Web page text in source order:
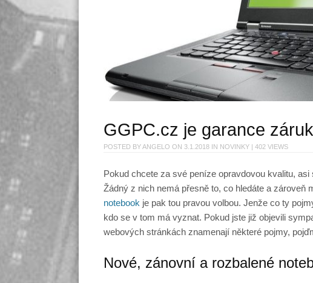
GGPC.cz je garance
POSTED BYANGELO ON3.1.2018 IN NOVINKY | 402 VIEWS
Pokud chcete za své peníze opravdovou kvalitu,
Žádný z nich nemá přesně to, co hledáte a zároveň
notebook je pak tou pravou volbou. Jenže co ty
kdo se v tom má vyznat. Pokud jste již objevili
webových stránkách znamenají některé pojmy,
Nové, zánovní a rozbalené